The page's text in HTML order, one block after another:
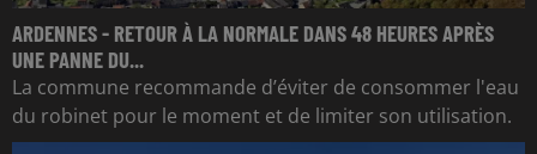
ARDENNES - RETOUR À LA NORMALE DANS 48 HEURES APRÈS
UNE PANNE DU...
La commune recommande d’éviter de consommer l'eau
du robinet pour le moment et de limiter son utilisation.